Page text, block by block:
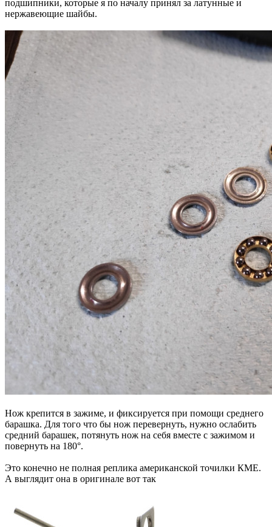
подшипники, которые я по началу принял за латунные и
нержавеющие шайбы.
Нож крепится в зажиме, и фиксируется при помощи среднего
барашка. Для того что бы нож перевернуть, нужно ослабить
средний барашек, потянуть нож на себя вместе с зажимом и
повернуть на 180°.
Это конечно не полная реплика американской точилки КМЕ.
А выглядит она в оригинале вот так